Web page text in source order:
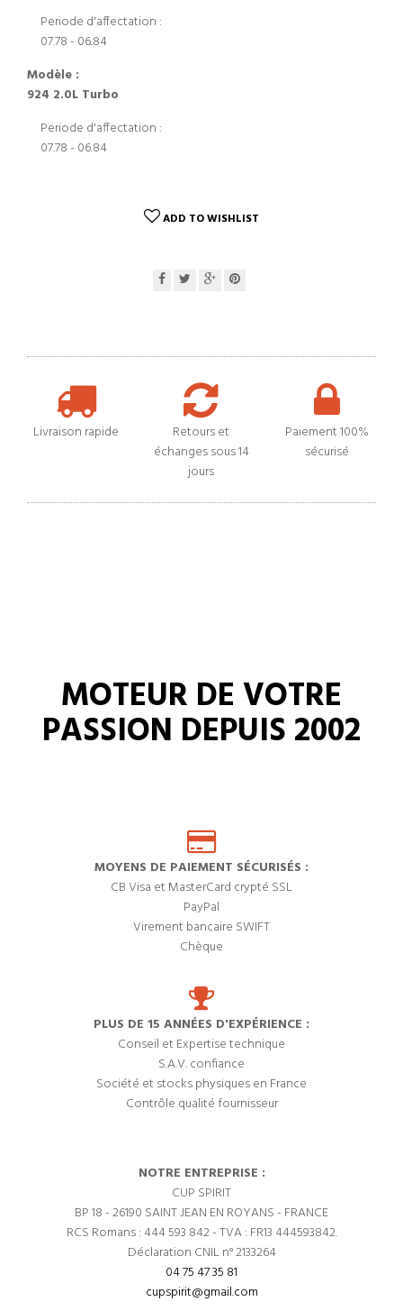
Periode d'affectation :
07.78 - 06.84
Modèle :
924 2.0L Turbo
Periode d'affectation :
07.78 - 06.84
ADD TO WISHLIST
Livraison rapide
Retours et
échanges sous 14
jours
Paiement 100%
sécurisé
MOTEUR DE VOTRE
PASSION DEPUIS 2002
MOYENS DE PAIEMENT SÉCURISÉS :
CB Visa et MasterCard crypté SSL
PayPal
Virement bancaire SWIFT
Chèque
PLUS DE 15 ANNÉES D'EXPÉRIENCE :
Conseil et Expertise technique
S.A.V. confiance
Société et stocks physiques en France
Contrôle qualité fournisseur
NOTRE ENTREPRISE :
CUP SPIRIT
BP 18 - 26190 SAINT JEAN EN ROYANS - FRANCE
RCS Romans : 444 593 842 - TVA : FR13 444593842.
Déclaration CNIL n° 2133264
04 75 47 35 81
cupspirit@gmail.com